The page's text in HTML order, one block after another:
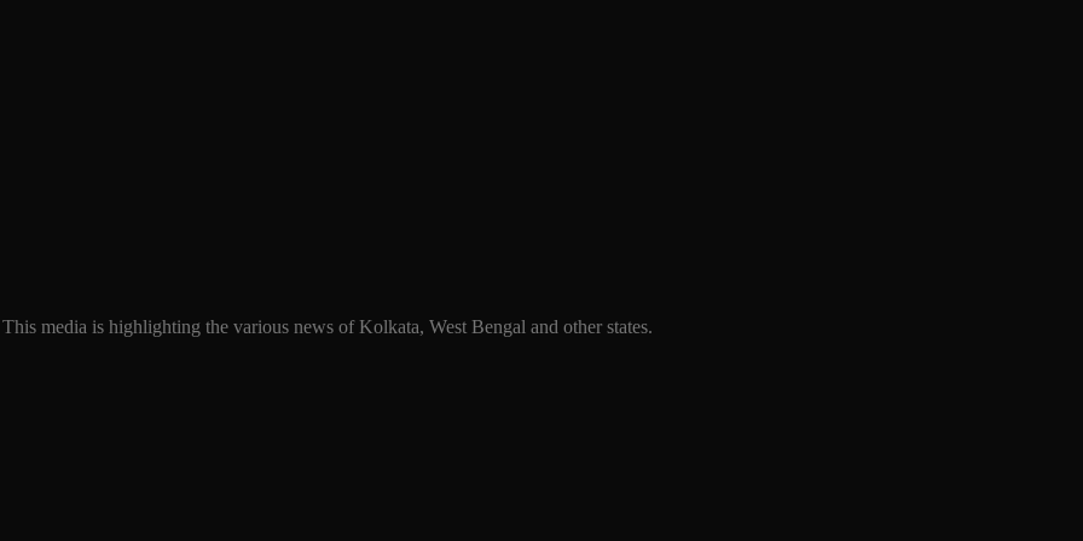
media is highlighting the various news of Kolkata, West Bengal and other states.